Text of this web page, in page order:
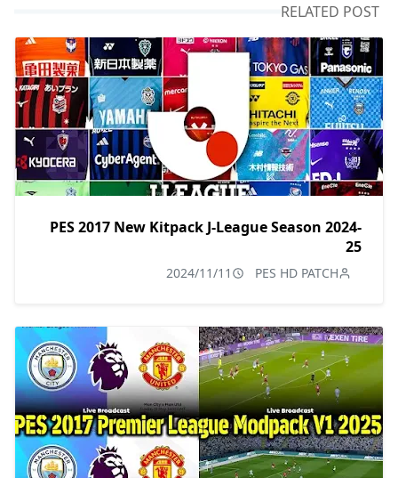
RELATED POST
PES 2017 New Kitpack J-League Season 2024-
25
PES HD PATCH
2024/11/11